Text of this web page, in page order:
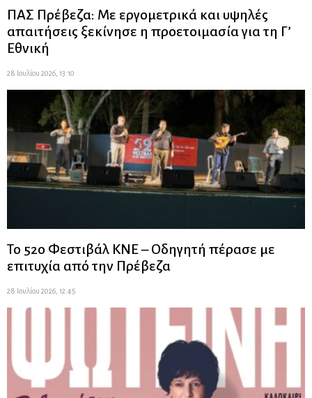
ΠΑΣ Πρέβεζα: Με εργομετρικά και υψηλές
απαιτήσεις ξεκίνησε η προετοιμασία για τη Γ’
Εθνική
28 Ιουλίου 2026, 13:10
Το 52ο Φεστιβάλ ΚΝΕ – Οδηγητή πέρασε με
επιτυχία από την Πρέβεζα
28 Ιουλίου 2026, 12:45